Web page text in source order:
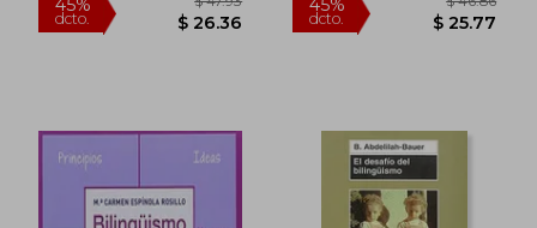
45%
dcto.
$ 47.93 45%
dcto.